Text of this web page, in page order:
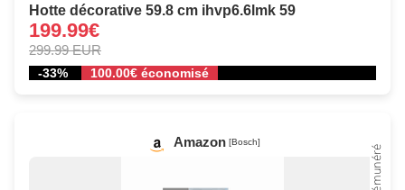
Hotte décorative 59.8 cm ihvp6.6lmk 59
199.99€
299.99 EUR
-33% 100.00€ économisé
Amazon [Bosch]